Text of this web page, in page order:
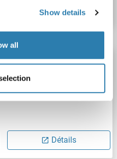
Show details
all
57)
Rat, Singe
Détails